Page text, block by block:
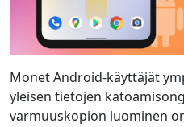
Monet Android-käyttäjät
yleisen tietojen
varmuuskopion luominen